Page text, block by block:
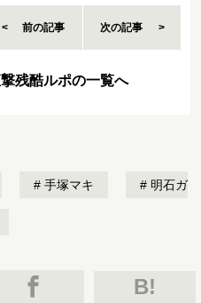
前の記事 次の記事
残酷ルポの一覧へ
手塚マキ 明石ガ
B!